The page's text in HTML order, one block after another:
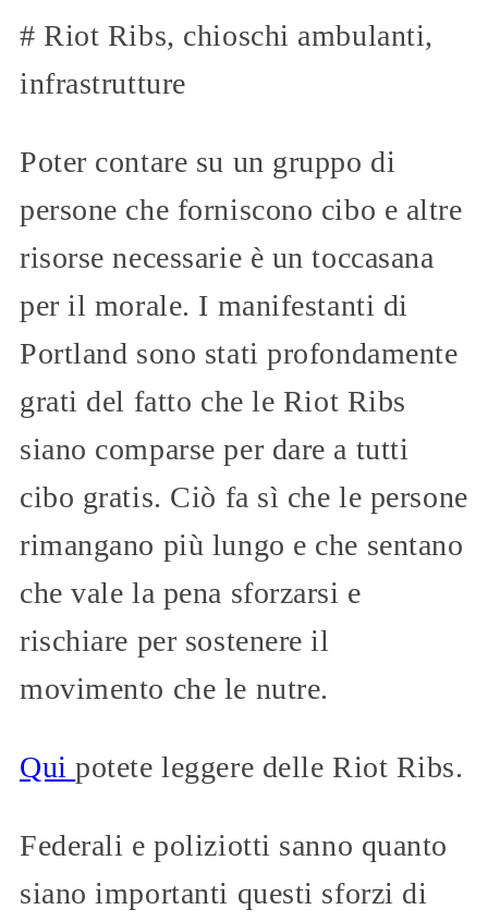
# Riot Ribs, chioschi ambulanti,
infrastrutture
Poter contare su un gruppo di
persone che forniscono cibo e altre
risorse necessarie è un toccasana
per il morale. I manifestanti di
Portland sono stati profondamente
grati del fatto che le Riot Ribs
siano comparse per dare a tutti
cibo gratis. Ciò fa sì che le persone
rimangano più lungo e che sentano
che vale la pena sforzarsi e
rischiare per sostenere il
movimento che le nutre.
Quipotete leggere delle Riot Ribs.
Federali e poliziotti sanno quanto
siano importanti questi sforzi di